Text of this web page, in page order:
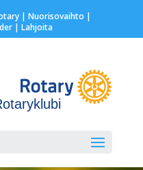
| Nuorisovaihto |
| Lahjoita